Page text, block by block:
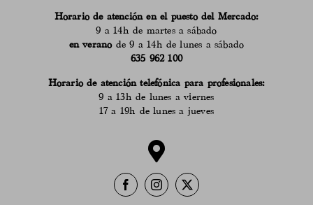
Horario de atención en el puesto del Mercado:
9 a 14h de martes a sábado
en veranode 9 a 14h de lunes a sábado
635 962 100
Horario de atención telefónica para profesionales:
9 a 13h de lunes a viernes
17 a 19h de lunes a jueves